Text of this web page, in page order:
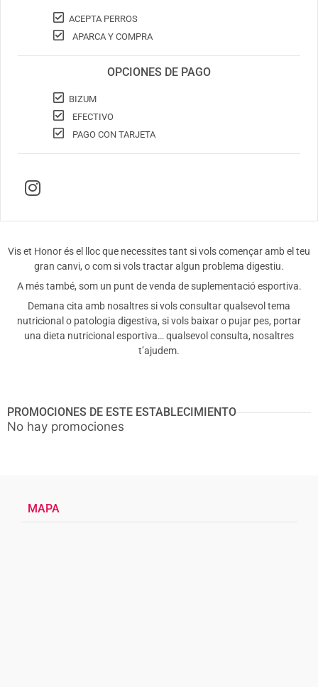
ACEPTA PERROS
APARCA Y COMPRA
OPCIONES DE PAGO
BIZUM
EFECTIVO
PAGO CON TARJETA
Vis et Honor és el lloc que necessites tant si vols començar amb el teu
gran canvi, o com si vols tractar algun problema digestiu.
A més també, som un punt de venda de suplementació esportiva.
Demana cita amb nosaltres si vols consultar qualsevol tema
nutricional o patologia digestiva, si vols baixar o pujar pes, portar
una dieta nutricional esportiva… qualsevol consulta, nosaltres
t’ajudem.
PROMOCIONES DE ESTE ESTABLECIMIENTO
No hay promociones
MAPA